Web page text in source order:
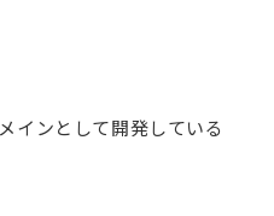
インとして開発している